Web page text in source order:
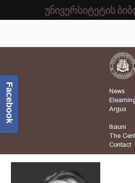
News
Argus
Iliauni
The
Contact
Facebook
უნივერსიტეტის